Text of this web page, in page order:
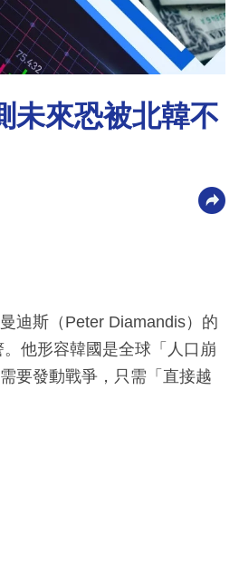
未來恐被北韓不
迪斯（Peter Diamandis）的
他形容韓國是全球「人口崩
要發動戰爭，只需「直接越